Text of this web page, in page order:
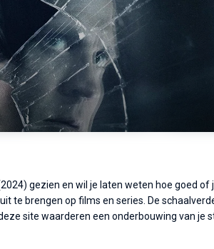
gezien en wil je laten weten hoe goed of
te brengen op films en series. De
site waarderen een onderbouwing van je